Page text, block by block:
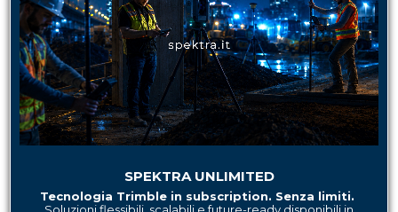
SPEKTRA UNLIMITED
Tecnologia Trimble in subscription. Senza limiti.
Soluzioni flessibili, scalabili e future-ready disponibili in